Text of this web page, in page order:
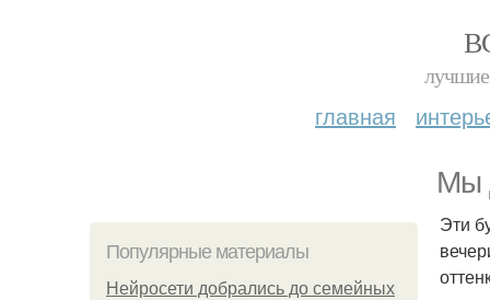
лучшие
главная
Мы
Популярные материалы
Нейросети добрались до семейных
Эти